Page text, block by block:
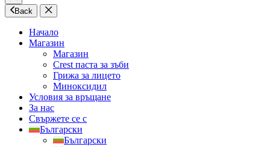
Back
Начало
Магазин
Магазин
Crest паста за зъби
Грижа за лицето
Миноксидил
Условия за връщане
За нас
Свържете се с
Български
Български